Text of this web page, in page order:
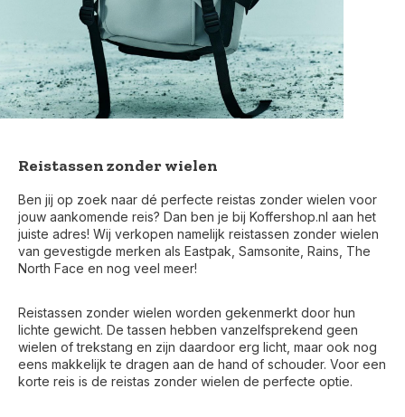
Reistassen zonder wielen
Ben jij op zoek naar dé perfecte reistas zonder wielen voor
jouw aankomende reis? Dan ben je bij Koffershop.nl aan het
juiste adres! Wij verkopen namelijk reistassen zonder wielen
van gevestigde merken als Eastpak, Samsonite, Rains, The
North Face en nog veel meer!
Reistassen zonder wielen worden gekenmerkt door hun
lichte gewicht. De tassen hebben vanzelfsprekend geen
wielen of trekstang en zijn daardoor erg licht, maar ook nog
eens makkelijk te dragen aan de hand of schouder. Voor een
korte reis is de reistas zonder wielen de perfecte optie.